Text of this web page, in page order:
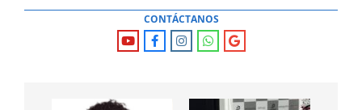
CONTÁCTANOS